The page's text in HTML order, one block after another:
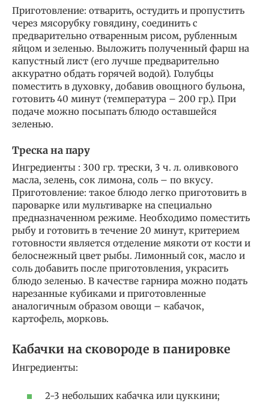
Приготовление: отварить, остудить и пропустить
через мясорубку говядину, соединить с
предварительно отваренным рисом, рубленным
яйцом и зеленью. Выложить полученный фарш на
капустный лист (его лучше предварительно
аккуратно обдать горячей водой). Голубцы
поместить в духовку, добавив овощного бульона,
готовить 40 минут (температура – 200 гр.). При
подаче можно посыпать блюдо оставшейся
зеленью.
Треска на пару
Ингредиенты : 300 гр. трески, 3 ч. л. оливкового
масла, зелень, сок лимона, соль – по вкусу.
Приготовление: такое блюдо легко приготовить в
пароварке или мультиварке на специально
предназначенном режиме. Необходимо поместить
рыбу и готовить в течение 20 минут, критерием
готовности является отделение мякоти от кости и
белоснежный цвет рыбы. Лимонный сок, масло и
соль добавить после приготовления, украсить
блюдо зеленью. В качестве гарнира можно подать
нарезанные кубиками и приготовленные
аналогичным образом овощи – кабачок,
картофель, морковь.
Кабачки на сковороде в панировке
Ингредиенты:
2-3 небольших кабачка или цуккини;